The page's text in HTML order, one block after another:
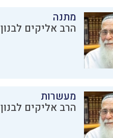
מתנה
הרב אליקים לבנון
מעשרות
הרב אליקים לבנון